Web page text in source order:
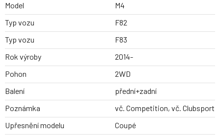
Model
M4
Typ vozu
F82
Typ vozu
F83
Rok výroby
2014-
Pohon
2WD
Balení
přední+zadní
Poznámka
vč. Competition, vč. Clubsport
Upřesnění modelu
Coupé